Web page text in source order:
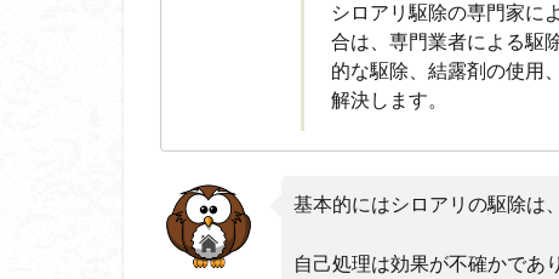
シロアリ駆除の専門家に
合は、専門業者による駆
的な駆除、結露剤の使用
解決します。
基本的にはシロアリの駆除は
自己処理は効果が不確かであ